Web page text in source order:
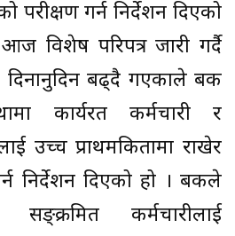
परीक्षण गर्न निर्देशन दिएको
विशेष परिपत्र जारी गर्दै
दिनानुदिन बढ्दै गएकाले बैंक
कार्यरत कर्मचारी र
उच्च प्राथमकितामा राखेर
निर्देशन दिएको हो । बैंकले
सङ्क्रमित कर्मचारीलाई